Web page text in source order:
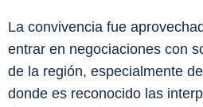
La convivencia fue
entrar en negociaciones con
de la región, especialmente
donde es reconocido las